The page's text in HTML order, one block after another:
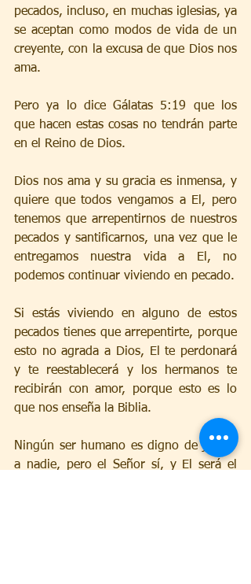
pecados, incluso, en muchas iglesias, ya
se aceptan como modos de vida de un
creyente, con la excusa de que Dios nos
ama.
Pero ya lo dice Gálatas 5:19 que los
que hacen estas cosas no tendrán parte
en el Reino de Dios.
Dios nos ama y su gracia es inmensa, y
quiere que todos vengamos a El, pero
tenemos que arrepentirnos de nuestros
pecados y santificarnos, una vez que le
entregamos nuestra vida a El, no
Si estás viviendo en alguno de estos
pecados tienes que arrepentirte, porque
esto no agrada a Dios, El te perdonará
y te reestablecerá y los hermanos te
recibirán con amor, porque esto es lo
que nos enseña la Biblia.
Ningún ser humano es digno de juzgar
a nadie, pero el Señor sí, y El será el